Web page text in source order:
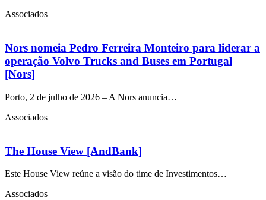
Associados
Nors nomeia Pedro Ferreira Monteiro para liderar a
operação Volvo Trucks and Buses em Portugal
[Nors]
Porto, 2 de julho de 2026 – A Nors anuncia…
Associados
The House View [AndBank]
Este House View reúne a visão do time de Investimentos…
Associados